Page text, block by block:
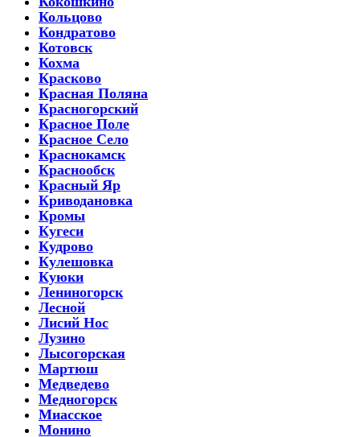
Кольцово
Кондратово
Котовск
Кохма
Красково
Красная Поляна
Красногорский
Красное Поле
Красное Село
Краснокамск
Краснообск
Красный Яр
Криводановка
Кромы
Кугеси
Кудрово
Кулешовка
Куюки
Лениногорск
Лесной
Лисий Нос
Лузино
Лысогорская
Мартюш
Медведево
Медногорск
Миасское
Монино